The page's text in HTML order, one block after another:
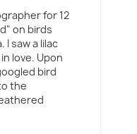
for 12
on birds
I saw a lilac
love. Upon
bird
the